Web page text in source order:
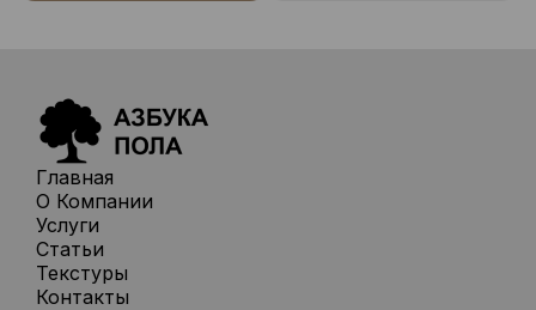
Главная
О Компании
Услуги
Статьи
Текстуры
Контакты